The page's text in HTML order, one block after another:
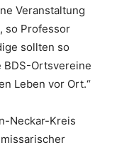
Veranstaltung
so Professor
sollten so
BDS-Ortsvereine
Leben vor Ort.“
Neckar-Kreis